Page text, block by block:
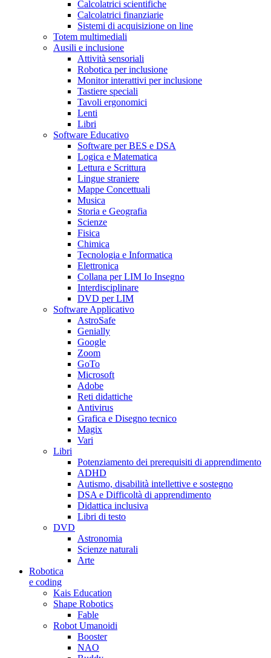
Calcolatrici scientifiche
Calcolatrici finanziarie
Sistemi di acquisizione on line
Totem multimediali
Ausili e inclusione
Attività sensoriali
Robotica per inclusione
Monitor interattivi per inclusione
Tastiere speciali
Tavoli ergonomici
Lenti
Libri
Software Educativo
Software per BES e DSA
Logica e Matematica
Lettura e Scrittura
Lingue straniere
Mappe Concettuali
Musica
Storia e Geografia
Scienze
Fisica
Chimica
Tecnologia e Informatica
Elettronica
Collana per LIM Io Insegno
Interdisciplinare
DVD per LIM
Software Applicativo
AstroSafe
Genially
Google
Zoom
GoTo
Microsoft
Adobe
Reti didattiche
Antivirus
Grafica e Disegno tecnico
Magix
Vari
Libri
Potenziamento dei prerequisiti di apprendimento
ADHD
Autismo, disabilità intellettive e sostegno
DSA e Difficoltà di apprendimento
Didattica inclusiva
Libri di testo
DVD
Astronomia
Scienze naturali
Arte
Robotica
e coding
Kais Education
Shape Robotics
Fable
Robot Umanoidi
Booster
NAO